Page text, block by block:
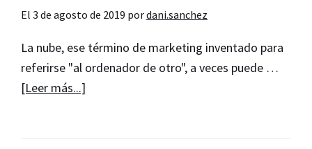
El 3 de agosto de 2019 pordani.sanchez
La nube, ese término de marketing inventado para
referirse "al ordenador de otro", a veces puede …
[Leer más...]